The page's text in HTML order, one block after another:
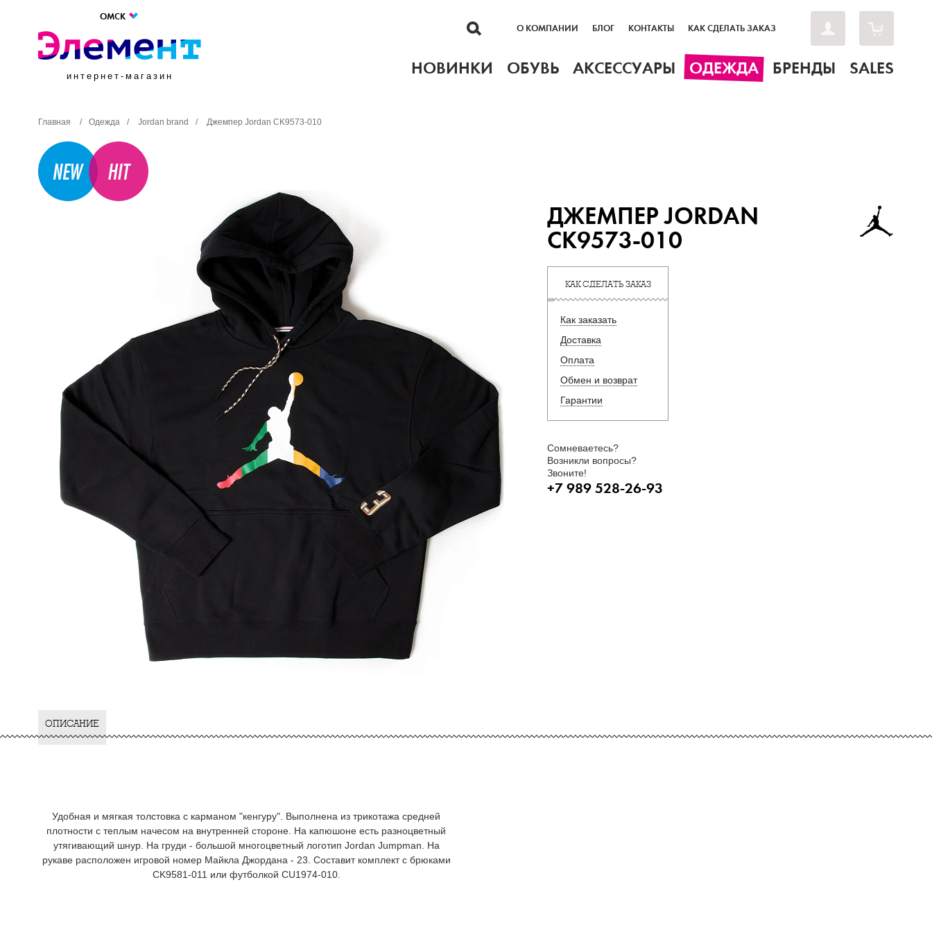
ОМСК
интернет-магазин
О КОМПАНИИ БЛОГ КОНТАКТЫ КАК СДЕЛАТЬ ЗАКАЗ
НОВИНКИ ОБУВЬ АКСЕССУАРЫ ОДЕЖДА БРЕНДЫ SALES
Главная / Одежда / Jordan brand / Джемпер Jordan CK9573-010
ДЖЕМПЕР JORDAN
CK9573-010
КАК СДЕЛАТЬ ЗАКАЗ
Как заказать
Доставка
Оплата
Обмен и возврат
Гарантии
Сомневаетесь?
Возникли вопросы?
Звоните!
+7 989 528-26-93
ОПИСАНИЕ
Удобная и мягкая толстовка с карманом "кенгуру". Выполнена из трикотажа средней
плотности с теплым начесом на внутренней стороне. На капюшоне есть разноцветный
утягивающий шнур. На груди - большой многоцветный логотип Jordan Jumpman. На
рукаве расположен игровой номер Майкла Джордана - 23. Составит комплект с брюками
CK9581-011 или футболкой CU1974-010.